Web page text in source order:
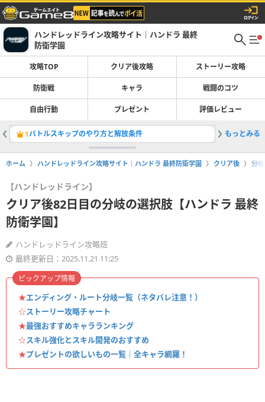
ハンドレッドライン攻略サイト｜ハンドラ 最終
防衛学園
攻略TOP クリア後攻略 ストーリー攻略
防衛戦 キャラ 戦闘のコツ
自由行動 プレゼント 評価レビュー
1バトルスキップのやり方と解放条件 2SF編へ
もっとみる
ホーム ハンドレッドライン攻略サイト｜ハンドラ 最終防衛学園 クリア後 分
【ハンドレッドライン】
クリア後82日目の分岐の選択肢【ハンドラ 最終
防衛学園】
ハンドレッドライン攻略班
最終更新日：2025.11.21 11:25
★エンディング・ルート分岐一覧（ネタバレ注意！）
☆ストーリー攻略チャート
★最強おすすめキャラランキング
☆スキル強化とスキル開発のおすすめ
★プレゼントの欲しいもの一覧｜全キャラ網羅！
ピックアップ情報